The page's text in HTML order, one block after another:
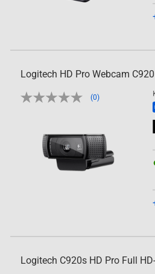
Logitech HD Pro Webcam
(0)
Logitech C920s HD Pro Full